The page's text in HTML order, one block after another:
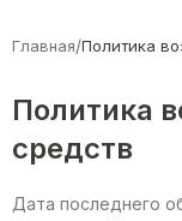
Главная/Политика
Политика
средств
Дата последнего